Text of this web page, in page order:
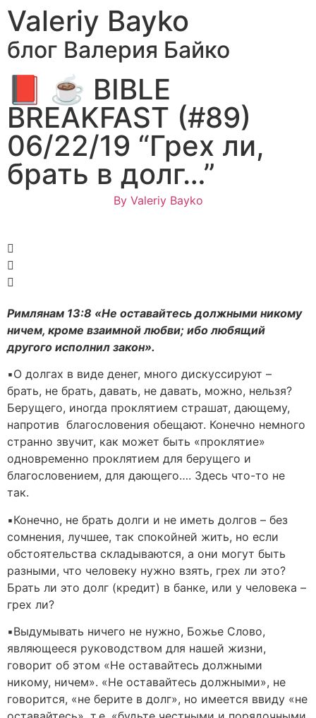
Valeriy Bayko
блог Валерия Байко
📕 ☕ BIBLE
BREAKFAST (#89)
06/22/19 “Грех ли,
брать в долг…”
ByValeriy Bayko
Римлянам 13:8 «Не оставайтесь должными никому
ничем, кроме взаимной любви; ибо любящий
другого исполнил закон».
▪️О долгах в виде денег, много дискуссируют –
брать, не брать, давать, не давать, можно, нельзя?
Берущего, иногда проклятием страшат, дающему,
напротив благословения обещают. Конечно немного
странно звучит, как может быть «проклятие»
одновременно проклятием для берущего и
благословением, для дающего…. Здесь что-то не
так.
▪️Конечно, не брать долги и не иметь долгов – без
сомнения, лучшее, так спокойней жить, но если
обстоятельства складываются, а они могут быть
разными, что человеку нужно взять, грех ли это?
Брать ли это долг (кредит) в банке, или у человека –
грех ли?
▪️Выдумывать ничего не нужно, Божье Слово,
являющееся руководством для нашей жизни,
говорит об этом «Не оставайтесь должными
никому, ничем». «Не оставайтесь должными», не
говорится, «не берите в долг», но имеется ввиду «не